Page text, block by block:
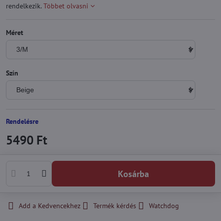
rendelkezik. Többet olvasni
Méret
Szín
Rendelésre
5490 Ft
Kosárba
Add a Kedvencekhez Termék kérdés
Watchdog